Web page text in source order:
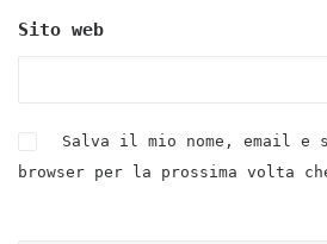
Sito web
Salva il mio nome, email e
browser per la prossima volta che